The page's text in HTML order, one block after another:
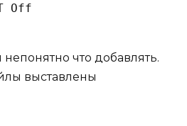
Off
непонятно что добавлять.
выставлены